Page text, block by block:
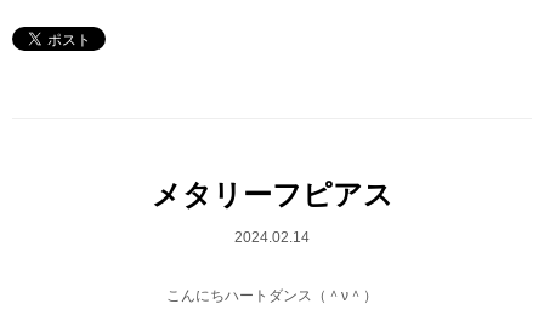
メタリーフピアス
2024.02.14
こんにちハートダンス（＾ν＾）